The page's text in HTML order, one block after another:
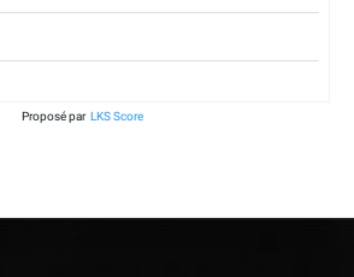
Proposé par LKS Score